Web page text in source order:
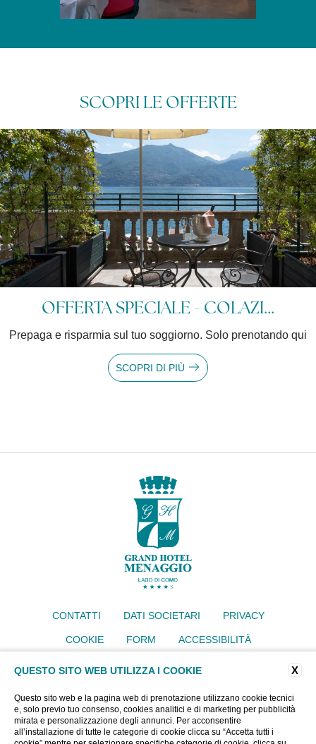
SCOPRI LE OFFERTE
OFFERTA SPECIALE - COLAZI...
Prepaga e risparmia sul tuo soggiorno. Solo prenotando qui
SCOPRI DI PIÙ
CONTATTI DATI SOCIETARI PRIVACY
COOKIE FORM ACCESSIBILITÀ
Grand Hotel Menaggio
Tel.+39 034430640
Email:info@grandhotelmenaggio.com
P.iva 00919400135
CIN: IT013145A193EMU62T
X
QUESTO SITO WEB UTILIZZA I COOKIE
Questo sito web e la pagina web di prenotazione utilizzano cookie tecnici
e, solo previo tuo consenso, cookies analitici e di marketing per pubblicità
mirata e personalizzazione degli annunci. Per acconsentire
all’installazione di tutte le categorie di cookie clicca su “Accetta tutti i